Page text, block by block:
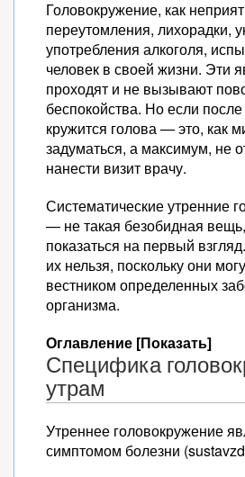
Головокружение, как
переутомления, лихорадки,
употребления алкоголя,
человек в своей жизни. Эти
проходят и не вызывают
беспокойства. Но если
кружится голова — это, как
задуматься, а максимум, не
нанести визит врачу.
Систематические утренние
— не такая безобидная
показаться на первый
их нельзя, поскольку они
вестником определенных
организма.
Оглавление [Показать]
Специфика
утрам
Утреннее головокружение
симптомом болезни